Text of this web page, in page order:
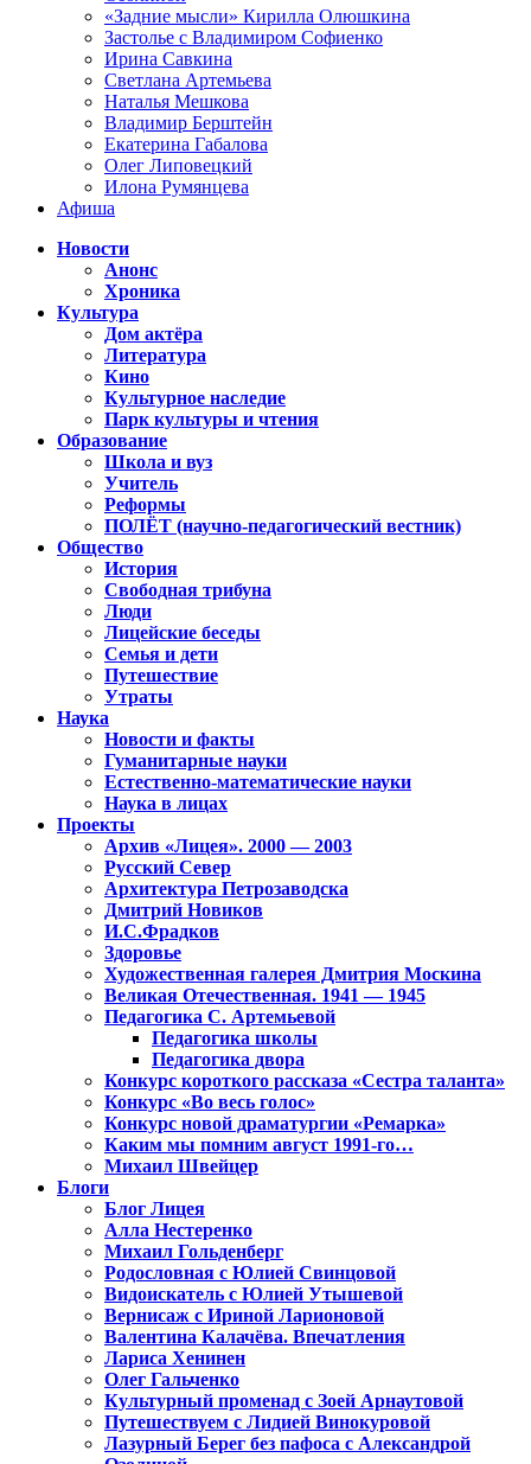
«Задние мысли» Кирилла Олюшкина
Застолье с Владимиром Софиенко
Ирина Савкина
Светлана Артемьева
Наталья Мешкова
Владимир Берштейн
Екатерина Габалова
Олег Липовецкий
Илона Румянцева
Афиша
Новости
Анонс
Хроника
Культура
Дом актёра
Литература
Кино
Культурное наследие
Парк культуры и чтения
Образование
Школа и вуз
Учитель
Реформы
ПОЛЁТ (научно-педагогический вестник)
Общество
История
Свободная трибуна
Люди
Лицейские беседы
Семья и дети
Путешествие
Утраты
Наука
Новости и факты
Гуманитарные науки
Естественно-математические науки
Наука в лицах
Проекты
Архив «Лицея». 2000 — 2003
Русский Север
Архитектура Петрозаводска
Дмитрий Новиков
И.С.Фрадков
Здоровье
Художественная галерея Дмитрия Москина
Великая Отечественная. 1941 — 1945
Педагогика С. Артемьевой
Педагогика школы
Педагогика двора
Конкурс короткого рассказа «Сестра таланта»
Конкурс «Во весь голос»
Конкурс новой драматургии «Ремарка»
Каким мы помним август 1991-го…
Михаил Швейцер
Блоги
Блог Лицея
Алла Нестеренко
Михаил Гольденберг
Родословная с Юлией Свинцовой
Видоискатель с Юлией Утышевой
Вернисаж с Ириной Ларионовой
Валентина Калачёва. Впечатления
Лариса Хенинен
Олег Гальченко
Культурный променад с Зоей Арнаутовой
Путешествуем с Лидией Винокуровой
Лазурный Берег без пафоса с Александрой